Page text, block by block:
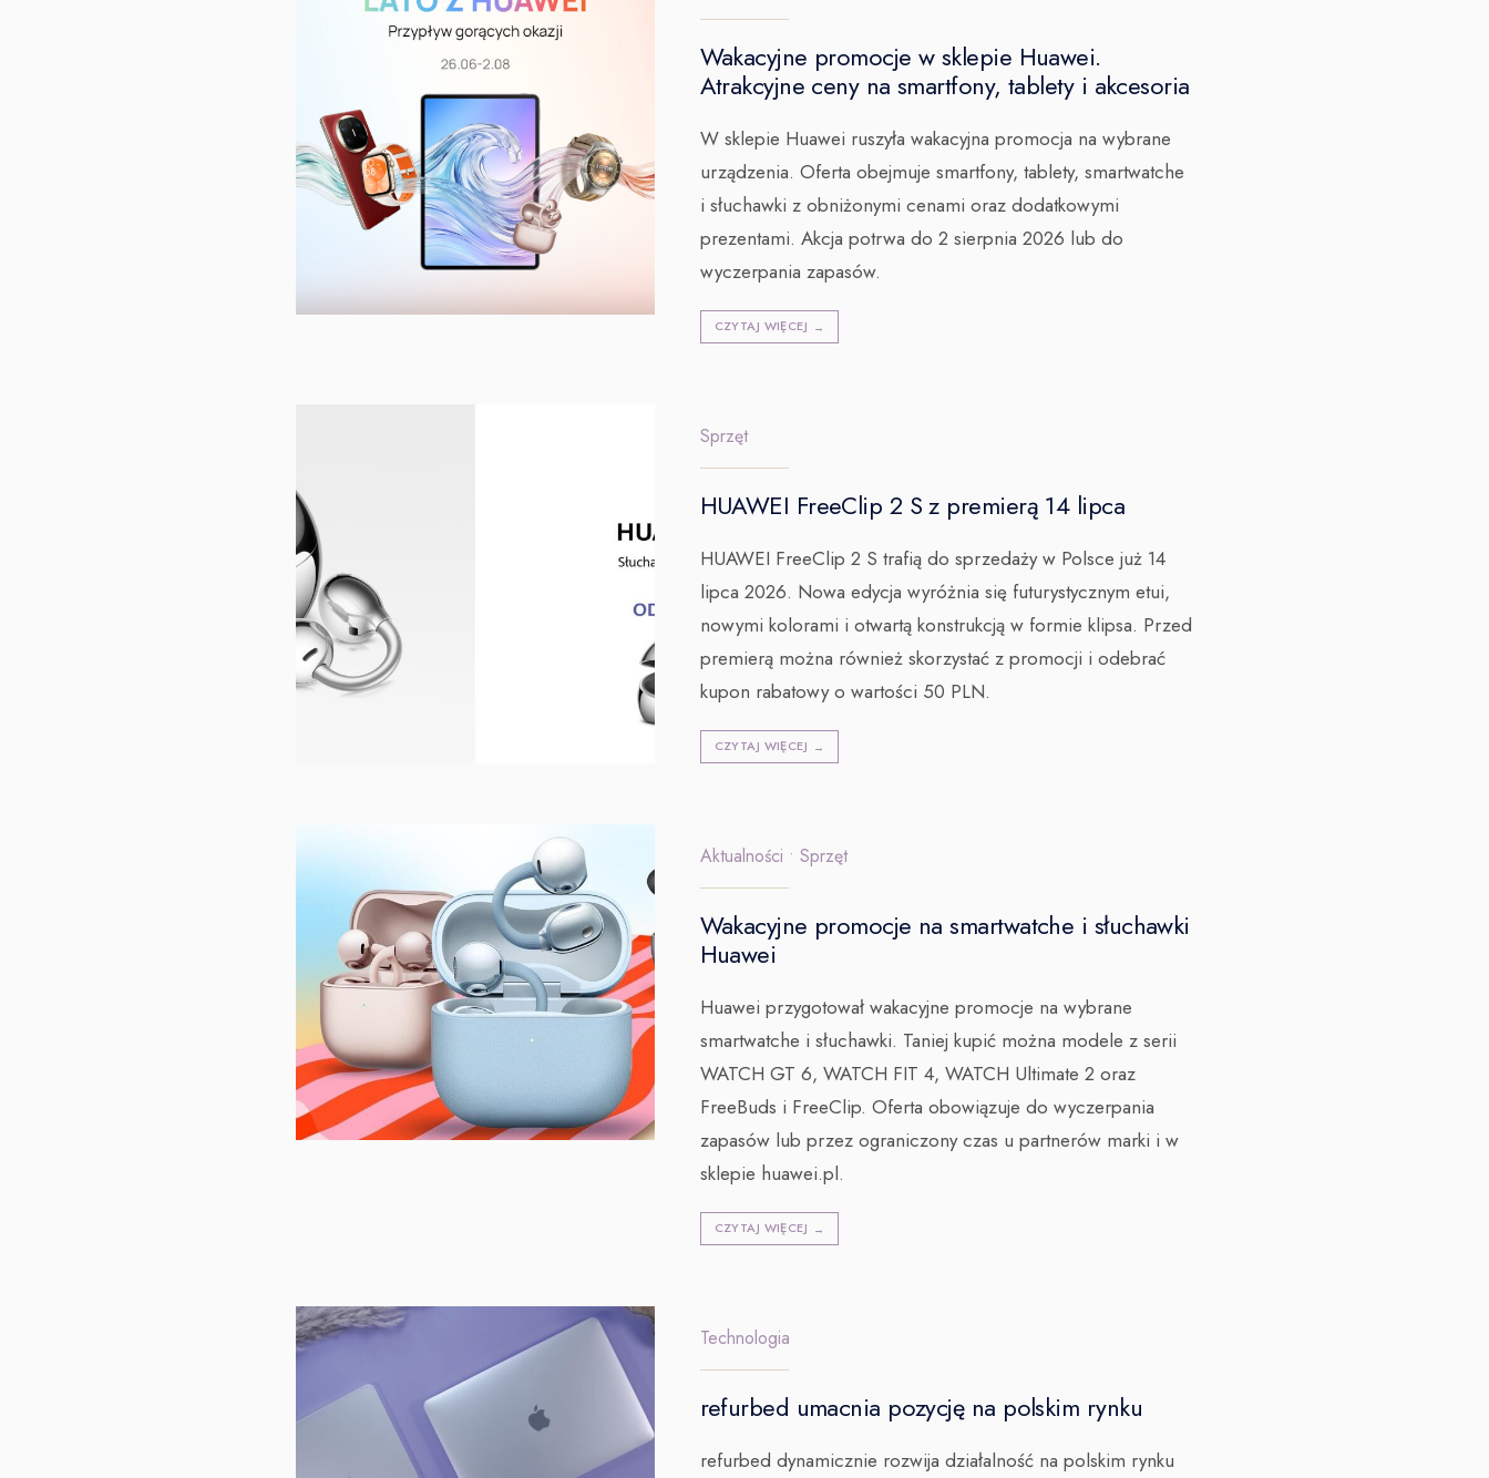
Wakacyjne promocje w sklepie Huawei.
Atrakcyjne ceny na smartfony, tablety i akcesoria
W sklepie Huawei ruszyła wakacyjna promocja na wybrane
urządzenia. Oferta obejmuje smartfony, tablety, smartwatche
i słuchawki z obniżonymi cenami oraz dodatkowymi
prezentami. Akcja potrwa do 2 sierpnia 2026 lub do
wyczerpania zapasów.
CZYTAJ WIĘCEJ →
Sprzęt
HUAWEI FreeClip 2 S z premierą 14 lipca
HUAWEI FreeClip 2 S trafią do sprzedaży w Polsce już 14
lipca 2026. Nowa edycja wyróżnia się futurystycznym etui,
nowymi kolorami i otwartą konstrukcją w formie klipsa. Przed
premierą można również skorzystać z promocji i odebrać
kupon rabatowy o wartości 50 PLN.
CZYTAJ WIĘCEJ →
Aktualności • Sprzęt
Wakacyjne promocje na smartwatche i słuchawki
Huawei
Huawei przygotował wakacyjne promocje na wybrane
smartwatche i słuchawki. Taniej kupić można modele z serii
WATCH GT 6, WATCH FIT 4, WATCH Ultimate 2 oraz
FreeBuds i FreeClip. Oferta obowiązuje do wyczerpania
zapasów lub przez ograniczony czas u partnerów marki i w
sklepie huawei.pl.
CZYTAJ WIĘCEJ →
Technologia
refurbed umacnia pozycję na polskim rynku
refurbed dynamicznie rozwija działalność na polskim rynku